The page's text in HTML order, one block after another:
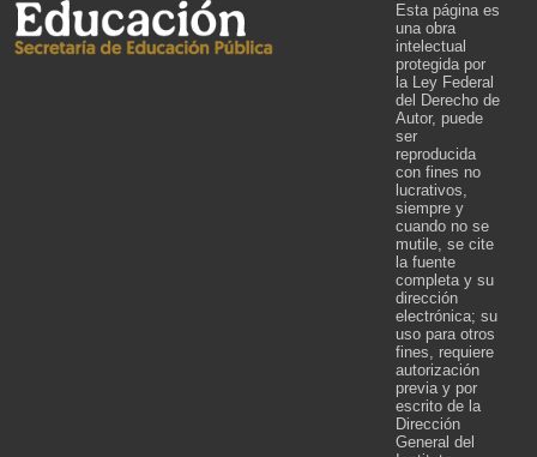
Esta página es
una obra
intelectual
protegida por
la Ley Federal
del Derecho de
Autor, puede
ser
reproducida
con fines no
lucrativos,
siempre y
cuando no se
mutile, se cite
la fuente
completa y su
dirección
electrónica; su
uso para otros
fines, requiere
autorización
previa y por
escrito de la
Dirección
General del